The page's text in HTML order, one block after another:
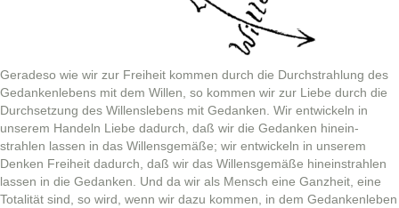
Ger­adeso wie wir zur Frei­heit kom­men durch die Durch­strahlung des
Gedanken­lebens mit dem Willen, so kom­men wir zur Liebe durch die
Durch­set­zung des Wil­lenslebens mit Gedanken. Wir entwick­eln in
unserem Han­deln Liebe dadurch, daß wir die Gedanken hine­in­
strahlen lassen in das Wil­lens­gemäße; wir entwick­eln in unserem
Denken Frei­heit dadurch, daß wir das Wil­lens­gemäße hine­in­strahlen
lassen in die Gedanken. Und da wir als Men­sch eine Ganzheit, eine
Total­ität sind, so wird, wenn wir dazu kom­men, in dem Gedanken­leben